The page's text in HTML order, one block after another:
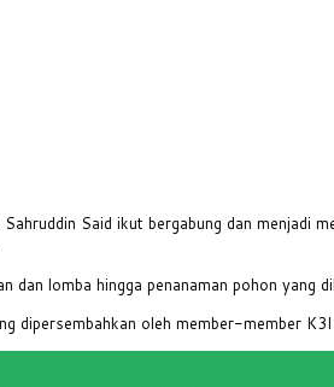
Said ikut bergabung dan menjadi
dan lomba hingga penanaman pohon yang
dipersembahkan oleh member-member K3I